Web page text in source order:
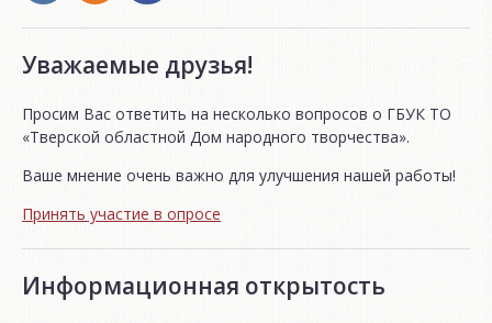
Уважаемые друзья!
Просим Вас ответить на несколько вопросов о ГБУК ТО
«Тверской областной Дом народного творчества».
Ваше мнение очень важно для улучшения нашей работы!
Принять участие в опросе
Информационная открытость